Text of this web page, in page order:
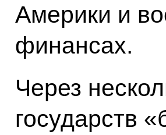
Америки и
финансах.
Через
государств